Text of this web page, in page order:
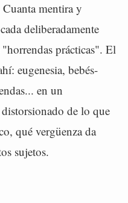
mentira y
deliberadamente
prácticas". El
eugenesia, bebés-
en un
de lo que
qué vergüenza da
sujetos.